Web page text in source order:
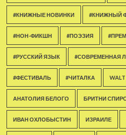
#КНИЖНЫЕ НОВИНКИ #КНИЖНЫЙ
#НОН-ФИКШН #ПОЭЗИЯ
#РУССКИЙ ЯЗЫК #СОВРЕМЕННАЯ
#ФЕСТИВАЛЬ #ЧИТАЛКА WALT
АНАТОЛИЯ БЕЛОГО БРИТНИ
ИВАН ОХЛОБЫСТИН ИЗРАИЛЕ